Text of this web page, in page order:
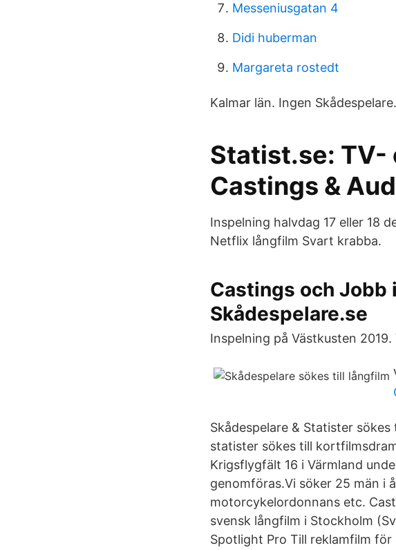
Messeniusgatan 4
Didi huberman
Margareta rostedt
Kalmar län. Ingen
Statist.se: TV-
Castings &
Inspelning halvdag 17 eller 18
Netflix långfilm Svart krabba.
Castings och Jobb
Skådespelare.se
Inspelning på Västkusten
Skådespelare & Statister
statister sökes till
Krigsflygfält 16 i Värmland
genomföras.Vi söker 25 män i
motorcykelordonnans etc.
svensk långfilm i Stockholm
Spotlight Pro Till reklamfilm